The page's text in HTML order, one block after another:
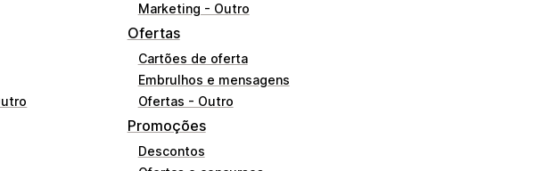
Marketing - Outro
Ofertas
Cartões de oferta
Embrulhos e mensagens
Ofertas - Outro
Promoções
Descontos